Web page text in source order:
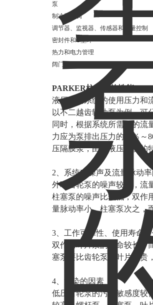
泵
制冷和空调
调节器、监视器、传感器和流量控制
密封件和O型环
热力和电力管理
阔门
PARKER柱塞泵的性能
液压传动系统的使用压力和
以不二越齿轮油泵为例，可
同时，根据系统所需要的流
力应为泵排出压力的70％～
压隔膜泵，由于液压系统的
2、系统对噪声及流量脉动
外啮齿轮泵的噪声较大，流
柱塞泵的噪声比较低，双作
量脉动率小，柱塞泵次之，
3、工作可靠性、使用寿命
双作用叶片泵的寿命较长，
塞泵要比齿轮泵、叶片泵贵
4、污染的因素
低压齿轮泵的污染敏感度较